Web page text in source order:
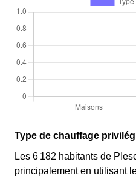
Type de chauffage
Les 6 182 habitants de
principalement en utilisant